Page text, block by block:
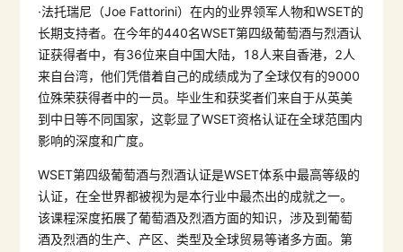
·法托瑞尼（Joe Fattorini）在内的业界领军人物和WSET的
长期支持者。在今年的440名WSET第四级葡萄酒与烈酒认
证获得者中，有36位来自中国大陆，18人来自香港，2人
来自台湾，他们凭借着自己的成绩成为了全球仅有的9000
位殊荣获得者中的一员。毕业生和获奖者们来自于从英美
到中日等不同国家，这彰显了WSET资格认证在全球范围内
影响的深度和广度。
WSET第四级葡萄酒与烈酒认证是WSET体系中最高等级的
认证，在全世界都被视为是本行业中最杰出的成就之一。
该课程深度拓展了葡萄酒及烈酒方面的知识，涉及到葡萄
酒及烈酒的生产、产区、类型及全球贸易等诸多方面。第